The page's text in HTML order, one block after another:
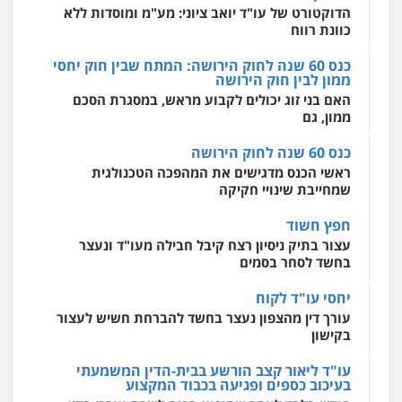
מקצועיים לעורכי דין
מרכז התחלה חדשה
אסירים עבירות מין שירותים מקצועיים
לעורכי דין
הדוקטורט של עו"ד יואב ציוני: מע"מ ומוסדות ללא
כוונת רווח
כנס 60 שנה לחוק הירושה: המתח שבין חוק יחסי
ממון לבין חוק הירושה
האם בני זוג יכולים לקבוע מראש, במסגרת הסכם
ממון, גם
כנס 60 שנה לחוק הירושה
ראשי הכנס מדגישים את המהפכה הטכנולגית
שמחייבת שינויי חקיקה
חפץ חשוד
עצור בתיק ניסיון רצח קיבל חבילה מעו"ד ונעצר
בחשד לסחר בסמים
יחסי עו"ד לקוח
עורך דין מהצפון נעצר בחשד להברחת חשיש לעצור
בקישון
עו"ד ליאור קצב הורשע בבית-הדין המשמעתי
בעיכוב כספים ופגיעה בכבוד המקצוע